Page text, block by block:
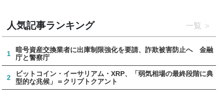
人気記事ランキング 一覧
1
暗号資産交換業者に出庫制限強化を要請、詐欺被害防止へ 金融
庁と警察庁
2
ビットコイン・イーサリアム・XRP、「弱気相場の最終段階に典
型的な兆候」＝クリプトクアント